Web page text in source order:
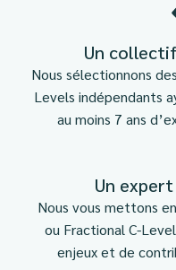
Un
Nous sélectionnons
Levels indépendants
au moins 7 ans
Un
Nous vous mettons
ou Fractional C-
enjeux et de